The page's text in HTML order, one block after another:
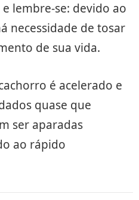
lembre-se: devido ao
necessidade de tosar
de sua vida.
é acelerado e
quase que
ser aparadas
ao rápido